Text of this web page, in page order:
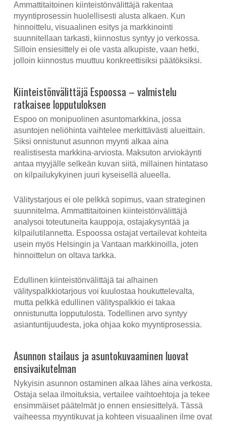
Ammattitaitoinen kiinteistönvälittäjä rakentaa
myyntiprosessin huolellisesti alusta alkaen. Kun
hinnoittelu, visuaalinen esitys ja markkinointi
suunnitellaan tarkasti, kiinnostus syntyy jo verkossa.
Silloin ensiesittely ei ole vasta alkupiste, vaan hetki,
jolloin kiinnostus muuttuu konkreettisiksi päätöksiksi.
Kiinteistönvälittäjä Espoossa – valmistelu
ratkaisee lopputuloksen
Espoo on monipuolinen asuntomarkkina, jossa
asuntojen neliöhinta vaihtelee merkittävästi alueittain.
Siksi onnistunut asunnon myynti alkaa aina
realistisesta markkina-arviosta. Maksuton arviokäynti
antaa myyjälle selkeän kuvan siitä, millainen hintataso
on kilpailukykyinen juuri kyseisellä alueella.
Välitystarjous ei ole pelkkä sopimus, vaan strateginen
suunnitelma. Ammattitaitoinen kiinteistönvälittäjä
analysoi toteutuneita kauppoja, ostajakysyntää ja
kilpailutilannetta. Espoossa ostajat vertailevat kohteita
usein myös Helsingin ja Vantaan markkinoilla, joten
hinnoittelun on oltava tarkka.
Edullinen kiinteistönvälittäjä tai alhainen
välityspalkkiotarjous voi kuulostaa houkuttelevalta,
mutta pelkkä edullinen välityspalkkio ei takaa
onnistunutta lopputulosta. Todellinen arvo syntyy
asiantuntijuudesta, joka ohjaa koko myyntiprosessia.
Asunnon stailaus ja asuntokuvaaminen luovat
ensivaikutelman
Nykyisin asunnon ostaminen alkaa lähes aina verkosta.
Ostaja selaa ilmoituksia, vertailee vaihtoehtoja ja tekee
ensimmäiset päätelmät jo ennen ensiesittelyä. Tässä
vaiheessa myyntikuvat ja kohteen visuaalinen ilme ovat